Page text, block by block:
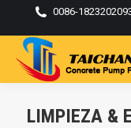
0086-
LIMPIEZA &